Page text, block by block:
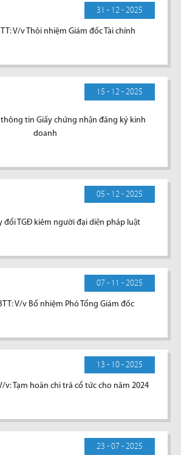
31 - 12 - 2025
V/v Thôi nhiệm Giám đốc Tài chính
15 - 12 - 2025
thông tin Giấy chứng nhận đăng ký kinh
doanh
05 - 12 - 2025
đổi TGĐ kiêm người đại diện pháp luật
07 - 11 - 2025
V/v Bổ nhiệm Phó Tổng Giám đốc
13 - 10 - 2025
v: Tạm hoãn chi trả cổ tức cho năm 2024
23 - 07 - 2025